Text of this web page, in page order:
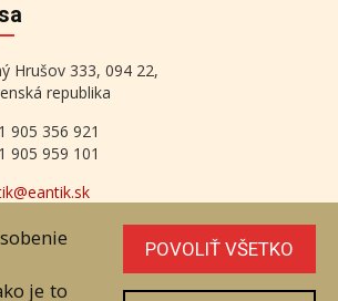
Hrušov 333, 094 22,
republika
905 356 921
905 959 101
je to
POVOLIŤ VŠETKO